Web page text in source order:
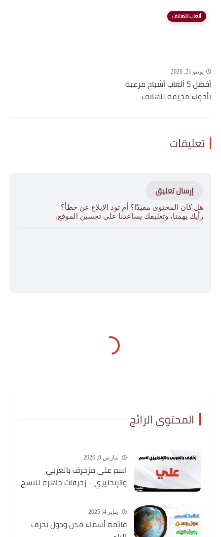
ألعاب للهاتف
يونيو 21, 2026
أفضل 5 ألعاب أشباح مرعبة
بأجواء مخيفة للهاتف
تعليقات
إرسال تعليق
هل كان المحتوى مفيدًا؟ أم تود الإبلاغ عن خطأ؟
رأيك يهمنا، وتعليقك يساعدنا على تحسين الموقع.
المحتوى الرائج
مارس 9, 2026
اسم علي مزخرف بالعربي
والإنجليزي - زخرفات جاهزة للنسخ
يناير 4, 2025
قائمة أسماء مدن ودول بحرف